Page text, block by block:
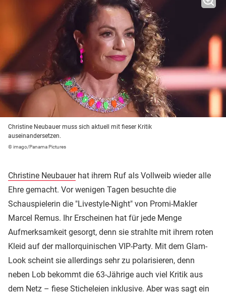
Christine Neubauer muss sich aktuell mit fieser Kritik
auseinandersetzen.
© imago/Panama Pictures
Christine Neubauerhat ihrem Ruf als Vollweib wieder alle
Ehre gemacht. Vor wenigen Tagen besuchte die
Schauspielerin die "Livestyle-Night" von Promi-Makler
Marcel Remus. Ihr Erscheinen hat für jede Menge
Aufmerksamkeit gesorgt, denn sie strahlte mit ihrem roten
Kleid auf der mallorquinischen VIP-Party. Mit dem Glam-
Look scheint sie allerdings sehr zu polarisieren, denn
neben Lob bekommt die 63-Jährige auch viel Kritik aus
dem Netz – fiese Sticheleien inklusive. Aber was sagt ein